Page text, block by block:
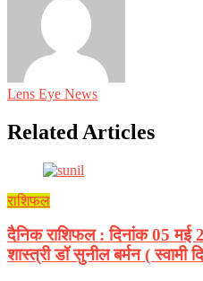
Lens Eye News
Related Articles
राशिफल
दैनिक राशिफल : दिनांक 05 मई
शास्त्री डॉ सुनील बर्मन ( स्वामी